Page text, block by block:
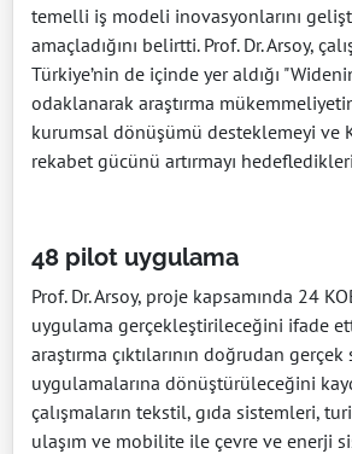
temelli iş modeli inovasyonlarını
amaçladığını belirtti. Prof. Dr. Arsoy,
Türkiye’nin de içinde yer aldığı
odaklanarak araştırma
kurumsal dönüşümü desteklemeyi ve
rekabet gücünü artırmayı
48 pilot uygulama
Prof. Dr. Arsoy, proje kapsamında 24
uygulama gerçekleştirileceğini ifade
araştırma çıktılarının doğrudan
uygulamalarına dönüştürüleceğini
çalışmaların tekstil, gıda sistemleri,
ulaşım ve mobilite ile çevre ve enerji